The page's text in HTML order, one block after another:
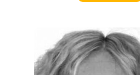
THEMEN